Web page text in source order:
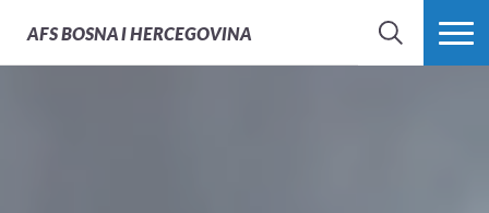
AFSBOSNA I HERCEGOVINA
PRETRAŽI PROŠIRI